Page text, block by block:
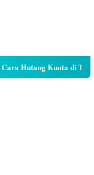
Kuota di Telkomsel